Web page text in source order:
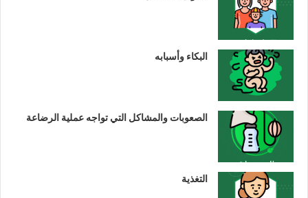
البكاء وأسبابه
الصعوبات والمشاكل التي تواجه عملية الرضاعة
التغذية